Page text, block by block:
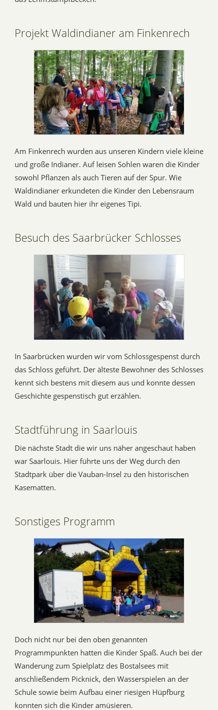
Projekt Waldindianer am Finkenrech
Am Finkenrech wurden aus unseren Kindern viele kleine
und große Indianer. Auf leisen Sohlen waren die Kinder
sowohl Pflanzen als auch Tieren auf der Spur. Wie
Waldindianer erkundeten die Kinder den Lebensraum
Wald und bauten hier ihr eigenes Tipi.
Besuch des Saarbrücker Schlosses
In Saarbrücken wurden wir vom Schlossgespenst durch
das Schloss geführt. Der älteste Bewohner des Schlosses
kennt sich bestens mit diesem aus und konnte dessen
Geschichte gespenstisch gut erzählen.
Stadtführung in Saarlouis
Die nächste Stadt die wir uns näher angeschaut haben
war Saarlouis. Hier führte uns der Weg durch den
Stadtpark über die Vauban-Insel zu den historischen
Kasematten.
Sonstiges Programm
Doch nicht nur bei den oben genannten
Programmpunkten hatten die Kinder Spaß. Auch bei der
Wanderung zum Spielplatz des Bostalsees mit
anschließendem Picknick, den Wasserspielen an der
Schule sowie beim Aufbau einer riesigen Hüpfburg
konnten sich die Kinder amüsieren.